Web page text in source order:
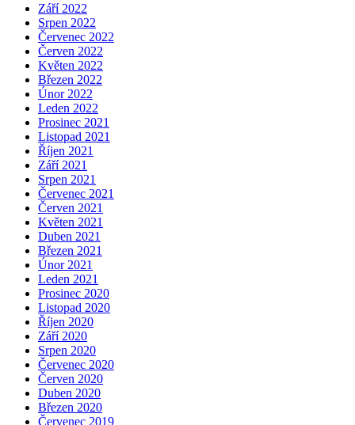
Září 2022
Srpen 2022
Červenec 2022
Červen 2022
Květen 2022
Březen 2022
Únor 2022
Leden 2022
Prosinec 2021
Listopad 2021
Říjen 2021
Září 2021
Srpen 2021
Červenec 2021
Červen 2021
Květen 2021
Duben 2021
Březen 2021
Únor 2021
Leden 2021
Prosinec 2020
Listopad 2020
Říjen 2020
Září 2020
Srpen 2020
Červenec 2020
Červen 2020
Duben 2020
Březen 2020
Červenec 2019